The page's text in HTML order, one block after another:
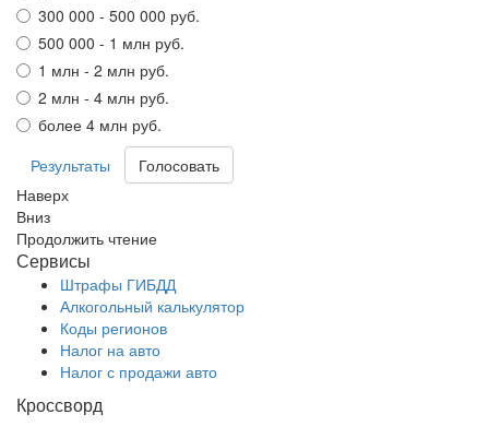
300 000 - 500 000 руб.
500 000 - 1 млн руб.
1 млн - 2 млн руб.
2 млн - 4 млн руб.
более 4 млн руб.
Результаты
Наверх
Вниз
Продолжить чтение
Сервисы
Штрафы ГИБДД
Алкогольный калькулятор
Коды регионов
Налог на авто
Налог с продажи авто
Кроссворд